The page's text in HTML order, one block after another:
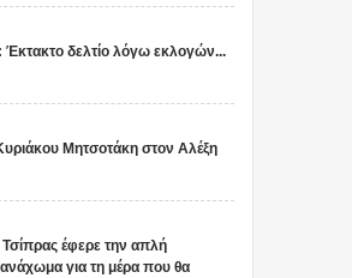
Έκτακτο δελτίο λόγω εκλογών...
Μητσοτάκη στον Αλέξη
έφερε την απλή
για τη μέρα που θα